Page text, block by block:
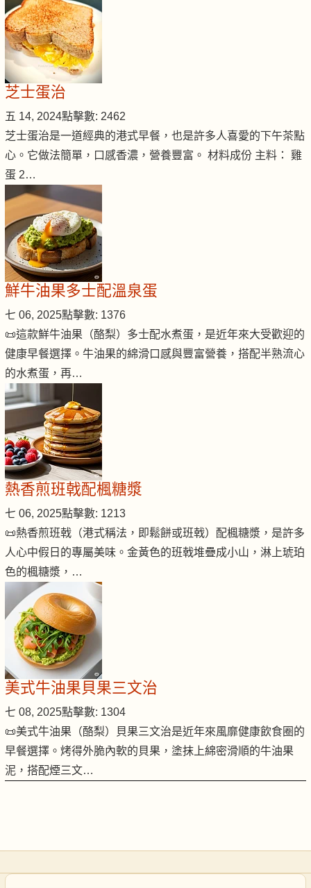
芝士蛋治
五 14, 2024點擊數: 2462
芝士蛋治是一道經典的港式早餐，也是許多人喜愛的下午茶點
心。它做法簡單，口感香濃，營養豐富。 材料成份 主料： 雞
蛋 2…
鮮牛油果多士配溫泉蛋
七 06, 2025點擊數: 1376
📜這款鮮牛油果（酪梨）多士配水煮蛋，是近年來大受歡迎的
健康早餐選擇。牛油果的綿滑口感與豐富營養，搭配半熟流心
的水煮蛋，再…
熱香煎班戟配楓糖漿
七 06, 2025點擊數: 1213
📜熱香煎班戟（港式稱法，即鬆餅或班戟）配楓糖漿，是許多
人心中假日的專屬美味。金黃色的班戟堆疊成小山，淋上琥珀
色的楓糖漿，…
美式牛油果貝果三文治
七 08, 2025點擊數: 1304
📜美式牛油果（酪梨）貝果三文治是近年來風靡健康飲食圈的
早餐選擇。烤得外脆內軟的貝果，塗抹上綿密滑順的牛油果
泥，搭配煙三文…